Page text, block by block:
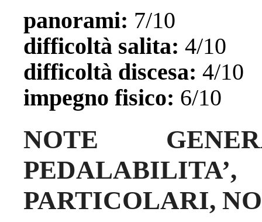
panorami: 7/10
difficoltà salita: 4/10
difficoltà discesa: 4/10
impegno fisico: 6/10
NOTE
PARTICOLARI,